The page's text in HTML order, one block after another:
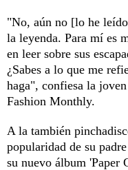
"No, aún no [lo he
la leyenda. Para mí es
en leer sobre sus
¿Sabes a lo que me
haga", confiesa la
Fashion Monthly.
A la también
popularidad de su
su nuevo álbum 'Paper